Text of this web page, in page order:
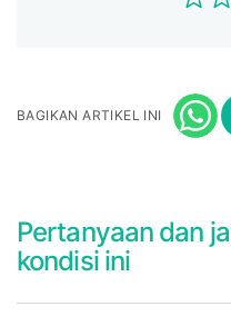
BAGIKAN ARTIKEL INI
Pertanyaan dan
kondisi ini